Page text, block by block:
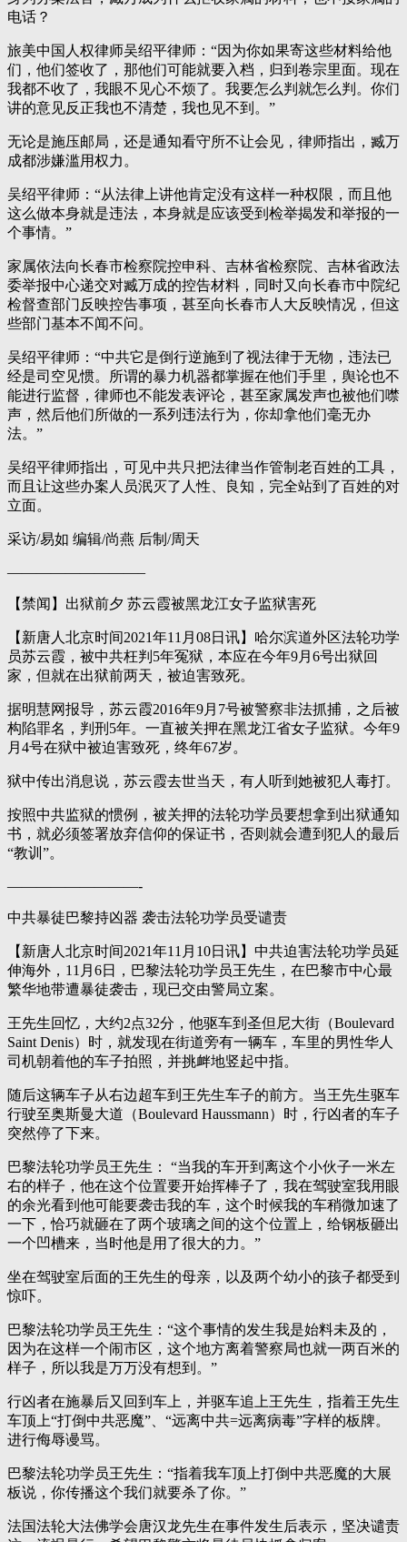
电话？
旅美中国人权律师吴绍平律师：“因为你如果寄这些材料给他
们，他们签收了，那他们可能就要入档，归到卷宗里面。现在
我都不收了，我眼不见心不烦了。我要怎么判就怎么判。你们
讲的意见反正我也不清楚，我也见不到。”
无论是施压邮局，还是通知看守所不让会见，律师指出，臧万
成都涉嫌滥用权力。
吴绍平律师：“从法律上讲他肯定没有这样一种权限，而且他
这么做本身就是违法，本身就是应该受到检举揭发和举报的一
个事情。”
家属依法向长春市检察院控申科、吉林省检察院、吉林省政法
委举报中心递交对臧万成的控告材料，同时又向长春市中院纪
检督查部门反映控告事项，甚至向长春市人大反映情况，但这
些部门基本不闻不问。
吴绍平律师：“中共它是倒行逆施到了视法律于无物，违法已
经是司空见惯。所谓的暴力机器都掌握在他们手里，舆论也不
能进行监督，律师也不能发表评论，甚至家属发声也被他们噤
声，然后他们所做的一系列违法行为，你却拿他们毫无办
法。”
吴绍平律师指出，可见中共只把法律当作管制老百姓的工具，
而且让这些办案人员泯灭了人性、良知，完全站到了百姓的对
立面。
采访/易如 编辑/尚燕 后制/周天
—————————–
【禁闻】出狱前夕 苏云霞被黑龙江女子监狱害死
【新唐人北京时间2021年11月08日讯】哈尔滨道外区法轮功学
员苏云霞，被中共枉判5年冤狱，本应在今年9月6号出狱回
家，但就在出狱前两天，被迫害致死。
据明慧网报导，苏云霞2016年9月7号被警察非法抓捕，之后被
构陷罪名，判刑5年。一直被关押在黑龙江省女子监狱。今年9
月4号在狱中被迫害致死，终年67岁。
狱中传出消息说，苏云霞去世当天，有人听到她被犯人毒打。
按照中共监狱的惯例，被关押的法轮功学员要想拿到出狱通知
书，就必须签署放弃信仰的保证书，否则就会遭到犯人的最后
“教训”。
—————————-
中共暴徒巴黎持凶器 袭击法轮功学员受谴责
【新唐人北京时间2021年11月10日讯】中共迫害法轮功学员延
伸海外，11月6日，巴黎法轮功学员王先生，在巴黎市中心最
繁华地带遭暴徒袭击，现已交由警局立案。
王先生回忆，大约2点32分，他驱车到圣但尼大街（Boulevard
Saint Denis）时，就发现在街道旁有一辆车，车里的男性华人
司机朝着他的车子拍照，并挑衅地竖起中指。
随后这辆车子从右边超车到王先生车子的前方。当王先生驱车
行驶至奥斯曼大道（Boulevard Haussmann）时，行凶者的车子
突然停了下来。
巴黎法轮功学员王先生： “当我的车开到离这个小伙子一米左
右的样子，他在这个位置要开始挥棒子了，我在驾驶室我用眼
的余光看到他可能要袭击我的车，这个时候我的车稍微加速了
一下，恰巧就砸在了两个玻璃之间的这个位置上，给钢板砸出
一个凹槽来，当时他是用了很大的力。”
坐在驾驶室后面的王先生的母亲，以及两个幼小的孩子都受到
惊吓。
巴黎法轮功学员王先生：“这个事情的发生我是始料未及的，
因为在这样一个闹市区，这个地方离着警察局也就一两百米的
样子，所以我是万万没有想到。”
行凶者在施暴后又回到车上，并驱车追上王先生，指着王先生
车顶上“打倒中共恶魔”、“远离中共=远离病毒”字样的板牌。
进行侮辱谩骂。
巴黎法轮功学员王先生：“指着我车顶上打倒中共恶魔的大展
板说，你传播这个我们就要杀了你。”
法国法轮大法佛学会唐汉龙先生在事件发生后表示，坚决谴责